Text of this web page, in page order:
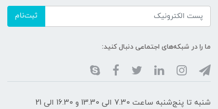
ثبت‌نام
ما را در شبکه‌های اجتماعی دنبال کنید:
شنبه تا پنج‌شنبه ساعت 7.30 الی 13.30 و 16.30 الی 21